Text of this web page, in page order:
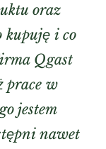
oraz
kupuję i co
Qgast
prace w
jestem
nawet